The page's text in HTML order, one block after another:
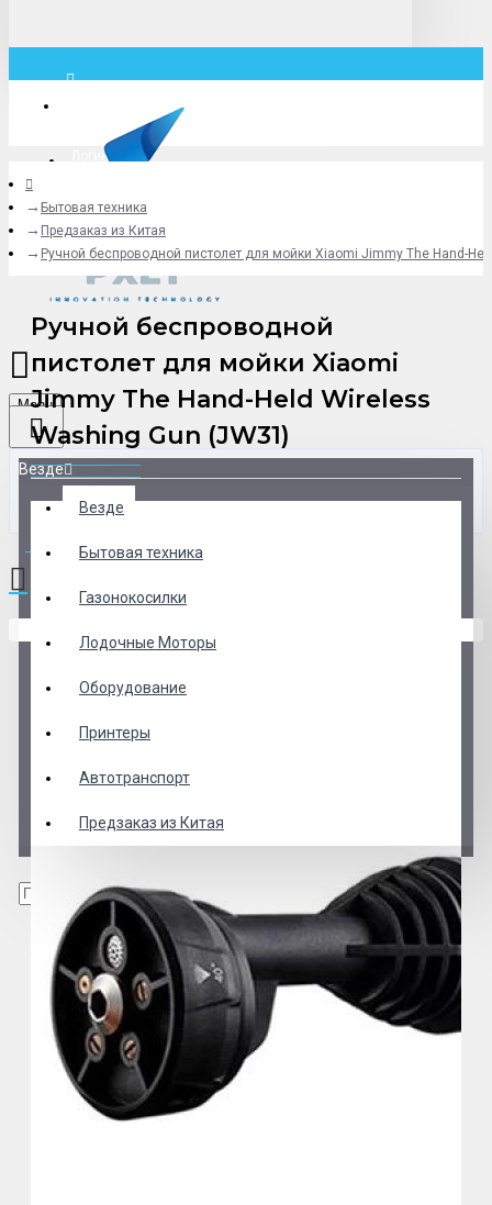
Логин
+79775619766
Menu
Везде
Везде
Бытовая техника
Газонокосилки
Лодочные Моторы
Оборудование
Принтеры
Автотранспорт
Предзаказ из Китая
0 товар(ов) - 0 р.
Бытовая техника
Предзаказ из Китая
Ручной беспроводной пистолет для мойки Xiaomi Jimmy The Hand-
Ручной беспроводной
пистолет для мойки Xiaomi
Jimmy The Hand-Held Wireless
Washing Gun (JW31)